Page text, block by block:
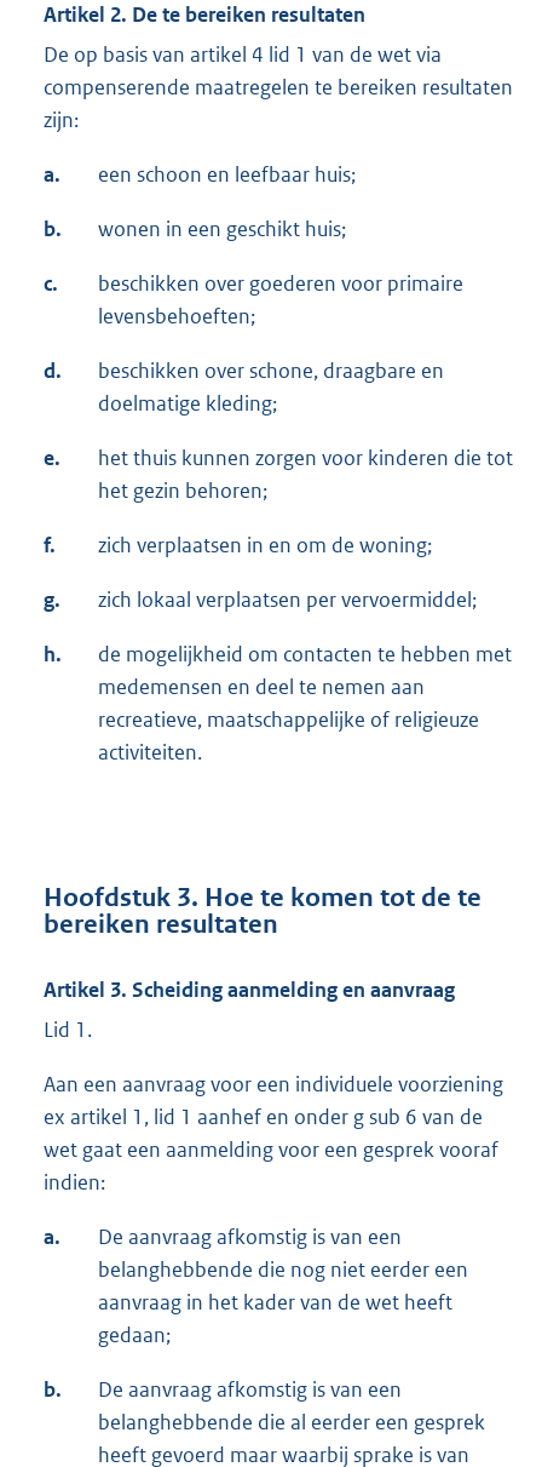
Artikel 2. De te bereiken resultaten
De op basis van artikel 4 lid 1 van de wet via
compenserende maatregelen te bereiken resultaten
zijn:
a. een schoon en leefbaar huis;
b. wonen in een geschikt huis;
c.
beschikken over goederen voor primaire
levensbehoeften;
d.
beschikken over schone, draagbare en
doelmatige kleding;
e.
het thuis kunnen zorgen voor kinderen die tot
het gezin behoren;
f. zich verplaatsen in en om de woning;
g. zich lokaal verplaatsen per vervoermiddel;
h.
de mogelijkheid om contacten te hebben met
medemensen en deel te nemen aan
recreatieve, maatschappelijke of religieuze
activiteiten.
Hoofdstuk 3. Hoe te komen tot de te
bereiken resultaten
Artikel 3. Scheiding aanmelding en aanvraag
Lid 1.
Aan een aanvraag voor een individuele voorziening
ex artikel 1, lid 1 aanhef en onder g sub 6 van de
wet gaat een aanmelding voor een gesprek vooraf
indien:
a.
De aanvraag afkomstig is van een
belanghebbende die nog niet eerder een
aanvraag in het kader van de wet heeft
gedaan;
b.
De aanvraag afkomstig is van een
belanghebbende die al eerder een gesprek
heeft gevoerd maar waarbij sprake is van